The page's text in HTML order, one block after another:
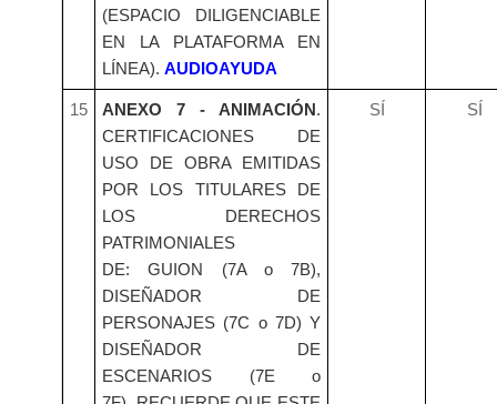
(ESPACIO DILIGENCIABLE
EN LA PLATAFORMA EN
LÍNEA). AUDIOAYUDA
15 ANEXO 7 - ANIMACIÓN.
CERTIFICACIONES DE
USO DE OBRA EMITIDAS
POR LOS TITULARES DE
LOS DERECHOS
PATRIMONIALES
DE: GUION (7A o 7B),
DISEÑADOR DE
PERSONAJES (7C o 7D) Y
DISEÑADOR DE
ESCENARIOS (7E o
SÍ SÍ